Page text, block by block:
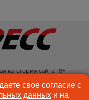
категория сайта: 18+
РЕКЛАМА
свое согласие с
данныхи на